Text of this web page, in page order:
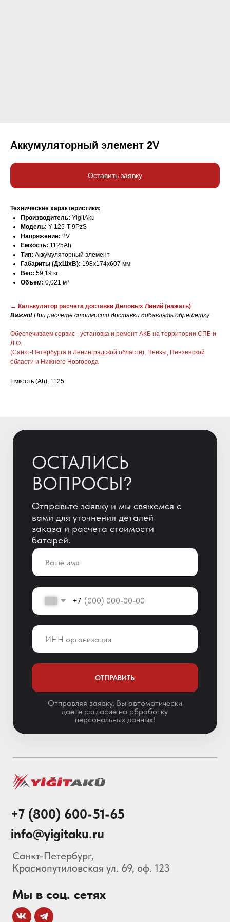
Аккумуляторный элемент 2V
Оставить заявку
Технические характеристики:
Производитель: YigitAku
Модель: Y-125-T 9PzS
Напряжение: 2V
Емкость: 1125Ah
Тип: Аккумуляторный элемент
Габариты (ДхШхВ): 198х174х607 мм
Вес: 59,19 кг
Объем: 0,021 м³
→ Калькулятор расчета доставки Деловых Линий (нажать)
Важно! При расчете стоимости доставки добавлять обрешетку
Обеспечиваем сервис - установка и ремонт АКБ на территории СПБ и
Л.О.
(Санкт-Петербурга и Ленинградской области), Пензы, Пензенской
области и Нижнего Новгорода
Емкость (Ah): 1125
Отправьте заявку и мы свяжемся с
заказа и расчета стоимости
Отправляя заявку, Вы автоматически
даете согласие на обработку
персональных данных!
Особенности АКБ
Блог
О нас
info@yigitaku.ru
+7 (800) 600-51-65
Санкт-Петербург,
Краснопутиловская ул. 69, оф. 123
© 2013-2026 Складские
Технологии Все права защищены.
Политика конфиденциальности